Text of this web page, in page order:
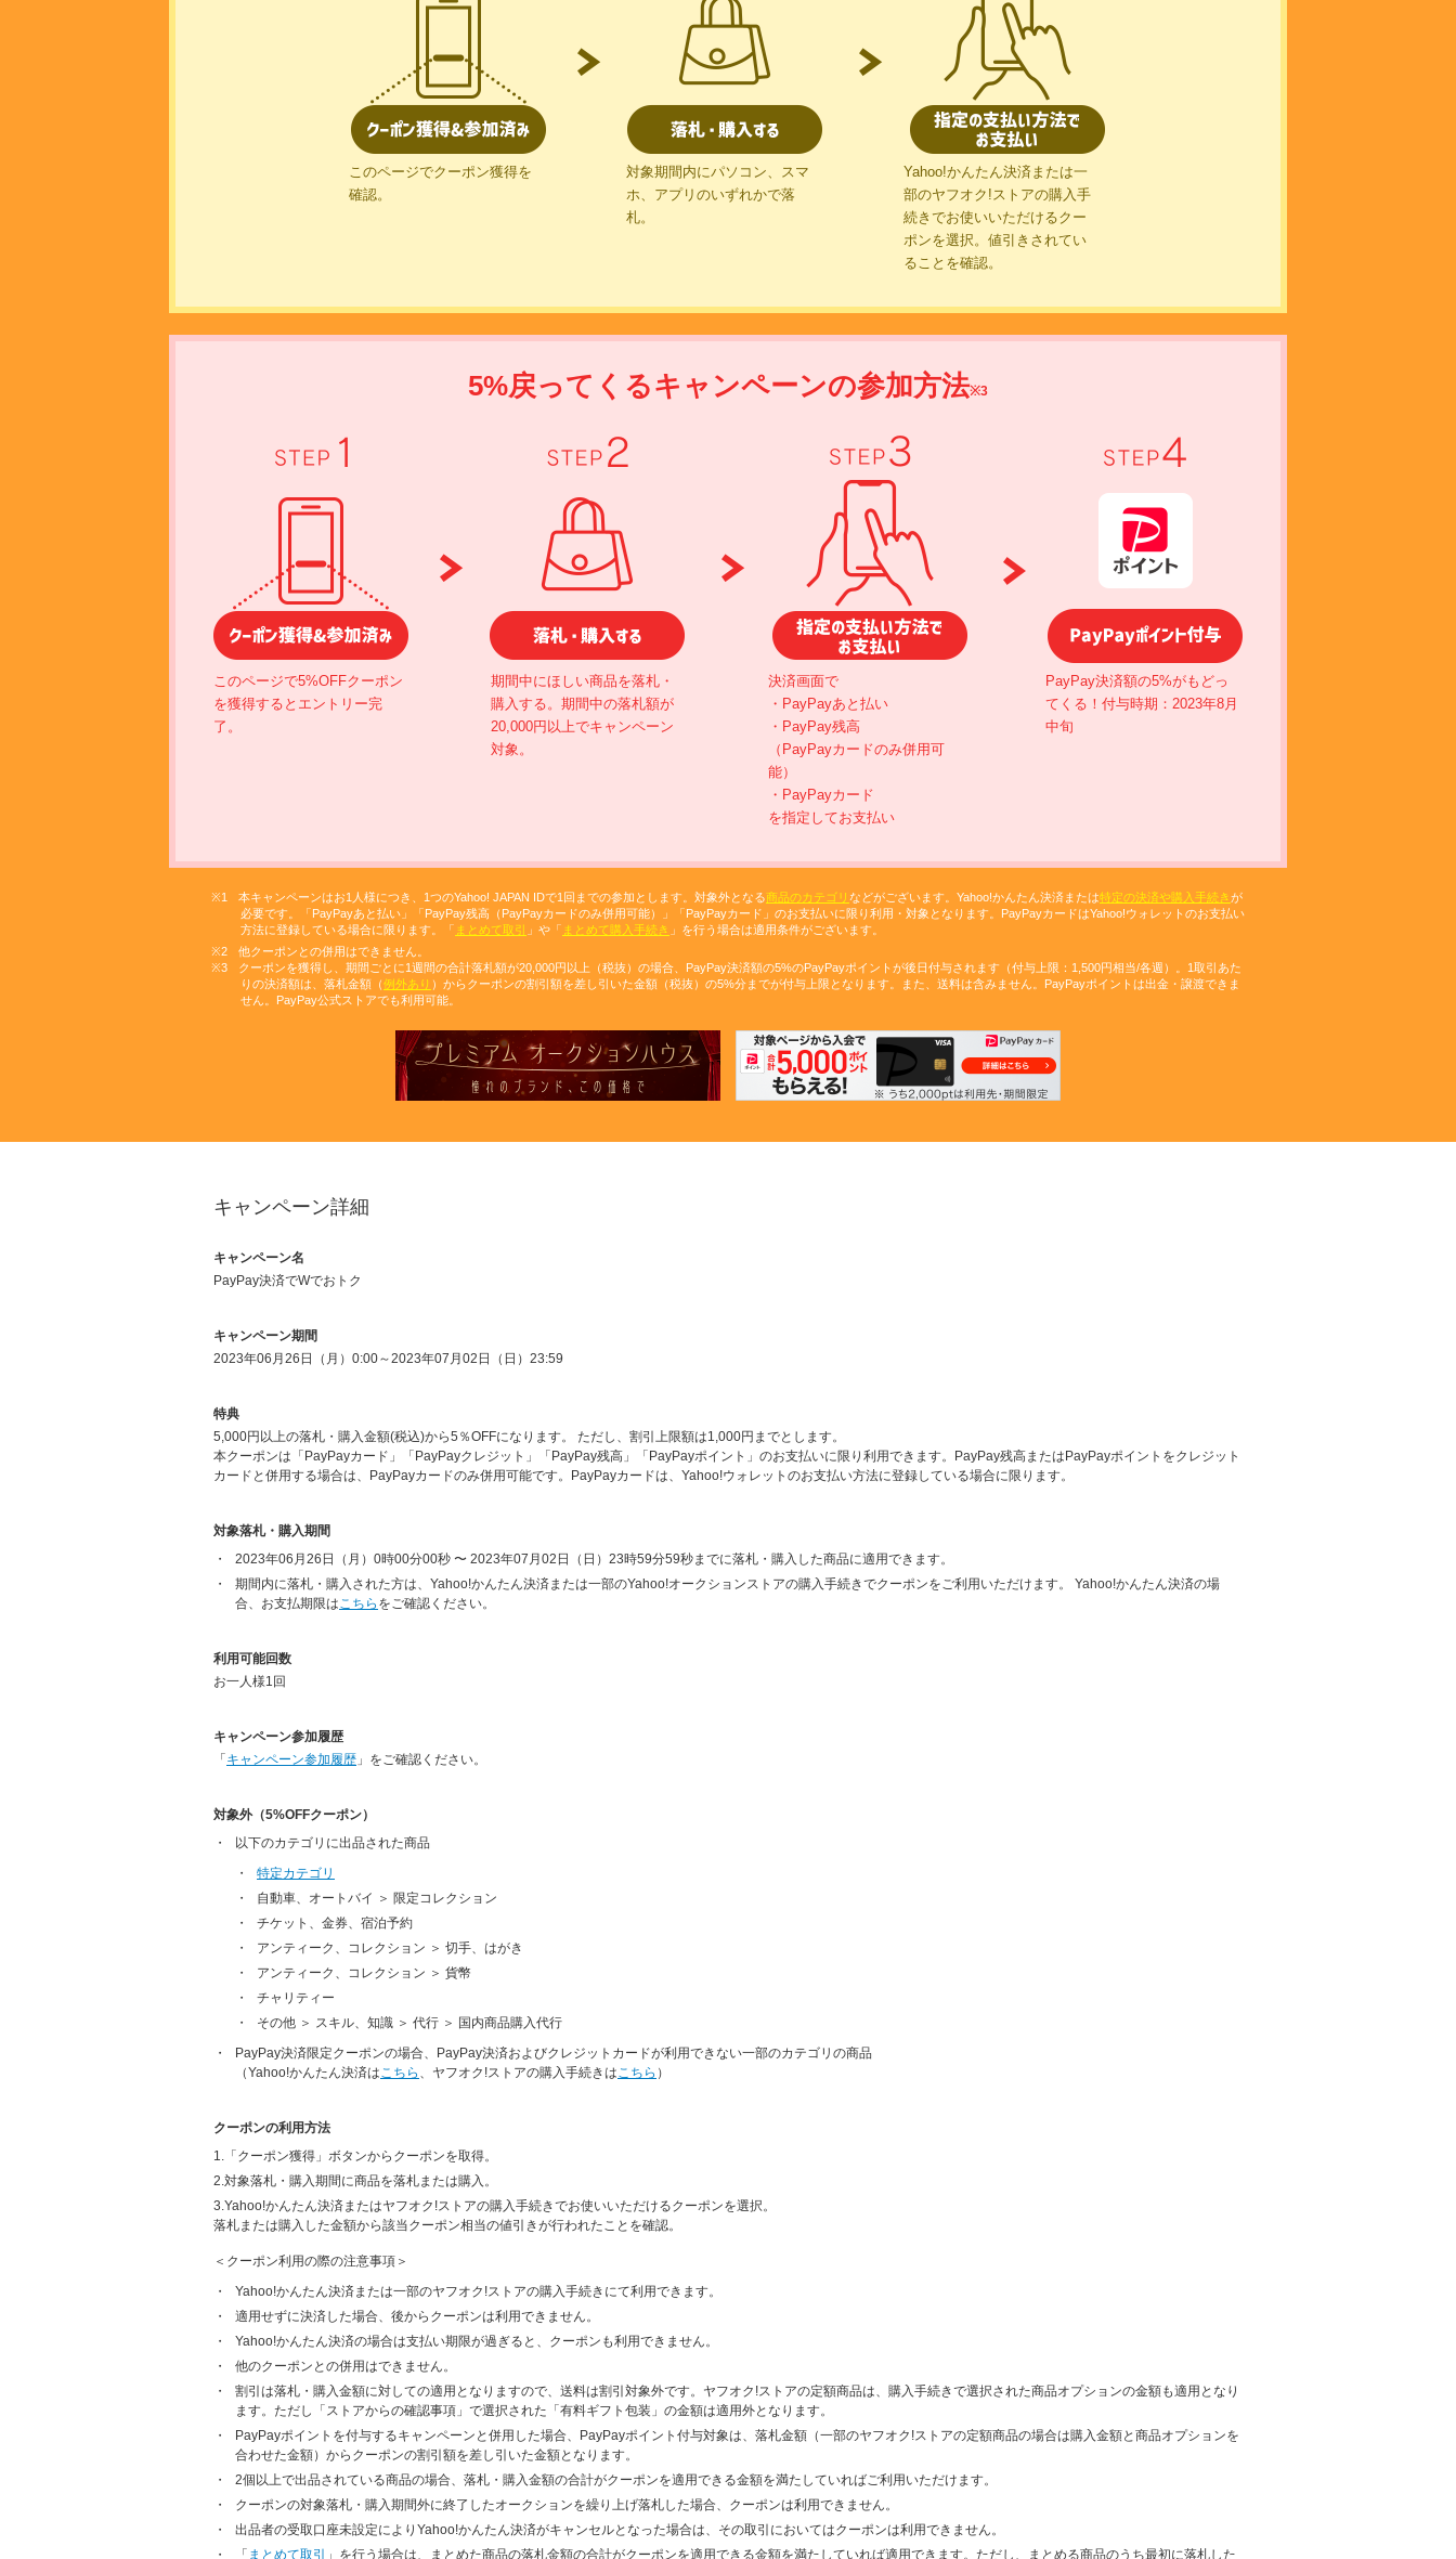
STEP 1
このページでクーポン獲得を
確認。
STEP 2
対象期間内にパソコン、スマ
ホ、アプリのいずれかで落
札。
Yahoo!かんたん決済または一
部のヤフオク!ストアの購入手
続きでお使いいただけるクー
ポンを選択。値引きされてい
ることを確認。
5%戻ってくるキャンペーンの参加方法※3
STEP 1
このページで5%OFFクーポン
を獲得するとエントリー完
了。
期間中にほしい商品を落札・
購入する。期間中の落札額が
20,000円以上でキャンペーン
対象。
STEP 3
決済画面で
・PayPayあと払い
・PayPay残高
（PayPayカードのみ併用可
能）
・PayPayカード
を指定してお支払い
PayPay決済額の5%がもどっ
てくる！付与時期：2023年8月
中旬
本キャンペーンはお1人様につき、1つのYahoo! JAPAN IDで1回までの参加とします。対象外となる商品のカテゴリ などがございます。Yahoo!かんたん決済または特定の決済や購入手続きが
必要です。「PayPayあと払い」「PayPay残高（PayPayカードのみ併用可能）」「PayPayカード」のお支払いに限り利用・対象となります。PayPayカードはYahoo!ウォレットのお支払い
方法に登録している場合に限ります。「 まとめて取引 」や「 まとめて購入手続き 」を行う場合は適用条件がございます。
他クーポンとの併用はできません。
クーポンを獲得し、期間ごとに1週間の合計落札額が20,000円以上（税抜）の場合、PayPay決済額の5%のPayPayポイントが後日付与されます（付与上限：1,500円相当/各週）。1取引あた
りの決済額は、落札金額（例外あり ）からクーポンの割引額を差し引いた金額（税抜）の5%分までが付与上限となります。また、送料は含みません。PayPayポイントは出金・譲渡できま
せん。PayPay公式ストアでも利用可能。
キャンペーン詳細
キャンペーン名
PayPay決済でWでおトク
キャンペーン期間
2023年06月26日（月）0:00～2023年07月02日（日）23:59
特典
5,000円以上の落札・購入金額(税込)から5％OFFになります。 ただし、割引上限額は1,000円までとします。
本クーポンは「PayPayカード」「PayPayクレジット」「PayPay残高」「PayPayポイント」のお支払いに限り利用できます。PayPay残高またはPayPayポイントをクレジット
カードと併用する場合は、PayPayカードのみ併用可能です。PayPayカードは、Yahoo!ウォレットのお支払い方法に登録している場合に限ります。
対象落札・購入期間
2023年06月26日（月）0時00分00秒 〜 2023年07月02日（日）23時59分59秒までに落札・購入した商品に適用できます。
期間内に落札・購入された方は、Yahoo!かんたん決済または一部のYahoo!オークションストアの購入手続きでクーポンをご利用いただけます。 Yahoo!かんたん決済の場
合、お支払期限はこちら をご確認ください。
利用可能回数
お一人様1回
キャンペーン参加履歴
「 キャンペーン参加履歴 」をご確認ください。
対象外（5%OFFクーポン）
以下のカテゴリに出品された商品
特定カテゴリ
自動車、オートバイ ＞ 限定コレクション
チケット、金券、宿泊予約
アンティーク、コレクション ＞ 切手、はがき
アンティーク、コレクション ＞ 貨幣
チャリティー
その他 ＞ スキル、知識 ＞ 代行 ＞ 国内商品購入代行
PayPay決済限定クーポンの場合、PayPay決済およびクレジットカードが利用できない一部のカテゴリの商品
（Yahoo!かんたん決済はこちら 、ヤフオク!ストアの購入手続きはこちら ）
クーポンの利用方法
1.「クーポン獲得」ボタンからクーポンを取得。
2.対象落札・購入期間に商品を落札または購入。
3.Yahoo!かんたん決済またはヤフオク!ストアの購入手続きでお使いいただけるクーポンを選択。
落札または購入した金額から該当クーポン相当の値引きが行われたことを確認。
＜クーポン利用の際の注意事項＞
Yahoo!かんたん決済または一部のヤフオク!ストアの購入手続きにて利用できます。
適用せずに決済した場合、後からクーポンは利用できません。
Yahoo!かんたん決済の場合は支払い期限が過ぎると、クーポンも利用できません。
他のクーポンとの併用はできません。
割引は落札・購入金額に対しての適用となりますので、送料は割引対象外です。ヤフオク!ストアの定額商品は、購入手続きで選択された商品オプションの金額も適用となり
ます。ただし「ストアからの確認事項」で選択された「有料ギフト包装」の金額は適用外となります。
PayPayポイントを付与するキャンペーンと併用した場合、PayPayポイント付与対象は、落札金額（一部のヤフオク!ストアの定額商品の場合は購入金額と商品オプションを
合わせた金額）からクーポンの割引額を差し引いた金額となります。
2個以上で出品されている商品の場合、落札・購入金額の合計がクーポンを適用できる金額を満たしていればご利用いただけます。
クーポンの対象落札・購入期間外に終了したオークションを繰り上げ落札した場合、クーポンは利用できません。
出品者の受取口座未設定によりYahoo!かんたん決済がキャンセルとなった場合は、その取引においてはクーポンは利用できません。
「 まとめて取引 」を行う場合は、まとめた商品の落札金額の合計がクーポンを適用できる金額を満たしていれば適用できます。ただし、まとめる商品のうち最初に落札した